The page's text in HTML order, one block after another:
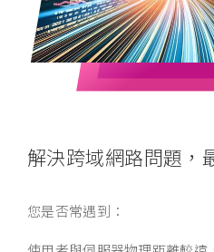
解決跨域網路問題，
您是否常遇到：